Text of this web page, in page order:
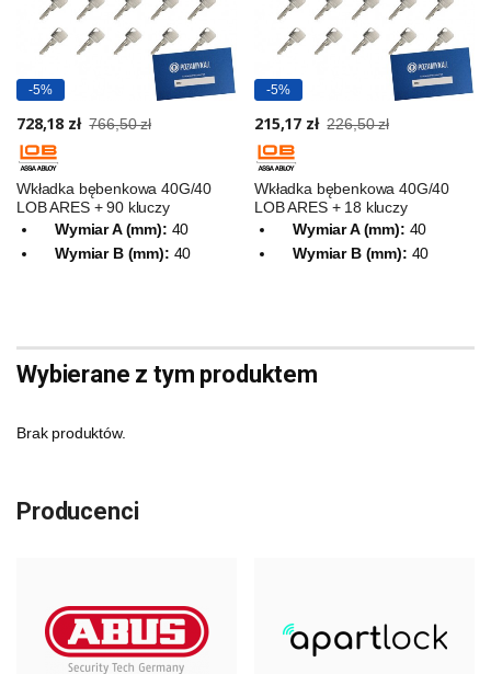
-5%
728,18 zł 766,50 zł
Wkładka bębenkowa 40G/40
LOB ARES + 90 kluczy
Wymiar A (mm): 40
Wymiar B (mm): 40
-5%
215,17 zł 226,50 zł
Wkładka bębenkowa 40G/40
LOB ARES + 18 kluczy
Wymiar A (mm): 40
Wymiar B (mm): 40
Wybierane z tym produktem
Brak produktów.
Producenci